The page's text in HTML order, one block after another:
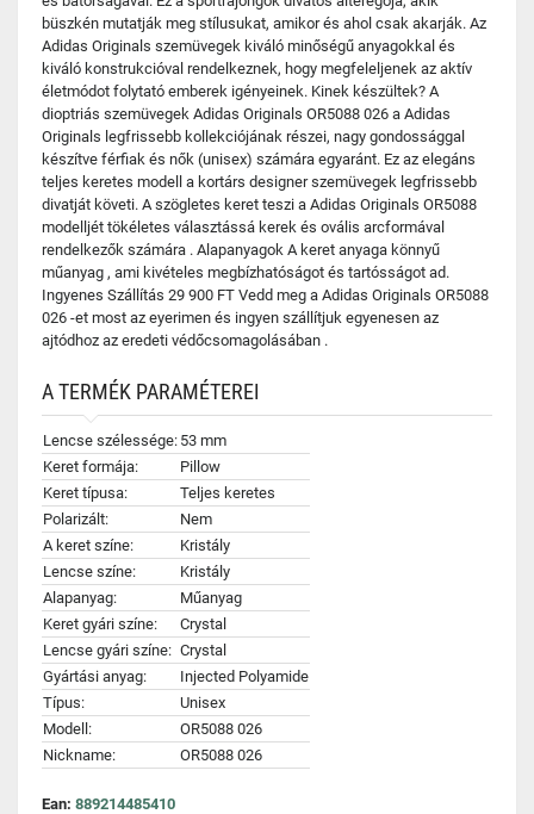
büszkén mutatják meg stílusukat, amikor és ahol csak akarják. Az
Adidas Originals szemüvegek kiváló minőségű anyagokkal és
kiváló konstrukcióval rendelkeznek, hogy megfeleljenek az aktív
életmódot folytató emberek igényeinek. Kinek készültek? A
dioptriás szemüvegek Adidas Originals OR5088 026 a Adidas
Originals legfrissebb kollekciójának részei, nagy gondossággal
készítve férfiak és nők (unisex) számára egyaránt. Ez az elegáns
teljes keretes modell a kortárs designer szemüvegek legfrissebb
divatját követi. A szögletes keret teszi a Adidas Originals OR5088
modelljét tökéletes választássá kerek és ovális arcformával
rendelkezők számára . Alapanyagok A keret anyaga könnyű
műanyag , ami kivételes megbízhatóságot és tartósságot ad.
Ingyenes Szállítás 29 900 FT Vedd meg a Adidas Originals OR5088
026 -et most az eyerimen és ingyen szállítjuk egyenesen az
ajtódhoz az eredeti védőcsomagolásában .
A TERMÉK PARAMÉTEREI
Lencse szélessége: 53 mm
Keret formája:
Pillow
Keret típusa:
Teljes keretes
Polarizált:
Nem
A keret színe:
Kristály
Lencse színe:
Kristály
Alapanyag:
Műanyag
Keret gyári színe:
Crystal
Lencse gyári színe: Crystal
Gyártási anyag:
Injected Polyamide
Típus:
Unisex
Modell:
OR5088 026
Nickname:
OR5088 026
Ean: 889214485410